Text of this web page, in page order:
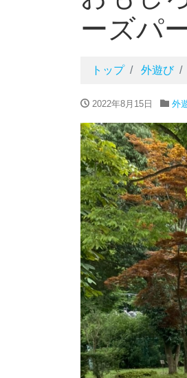
ーズパ
トップ 外遊び
2022年8月15日 外